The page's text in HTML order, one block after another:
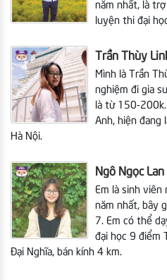
năm nhất, là
luyện thi đại
Trần Thùy
Mình là Trần
nghiệm đi gia
là từ 150-
Anh, hiện đang
Hà Nội.
Ngô Ngọc Lan
Em là sinh viên
năm nhất, bây
7. Em có thể
đại học 9 điểm
Đại Nghĩa, bán kính 4 km.